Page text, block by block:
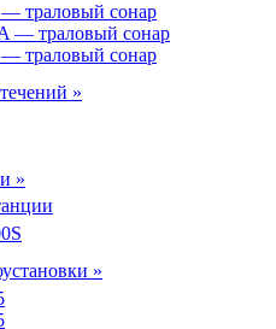
траловый сонар
— траловый сонар
траловый сонар
»
»
»